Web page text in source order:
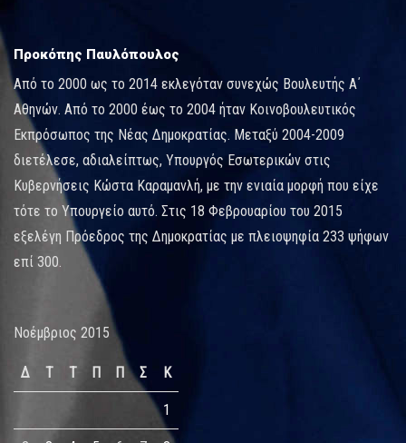
Προκόπης Παυλόπουλος
Από το 2000 ως το 2014 εκλεγόταν συνεχώς Βουλευτής Α΄
Αθηνών. Από το 2000 έως το 2004 ήταν Κοινοβουλευτικός
Εκπρόσωπος της Νέας Δημοκρατίας. Μεταξύ 2004-2009
διετέλεσε, αδιαλείπτως, Υπουργός Εσωτερικών στις
Κυβερνήσεις Κώστα Καραμανλή, με την ενιαία μορφή που είχε
τότε το Υπουργείο αυτό. Στις 18 Φεβρουαρίου του 2015
εξελέγη Πρόεδρος της Δημοκρατίας με πλειοψηφία 233 ψήφων
επί 300.
Νοέμβριος 2015
Δ Τ Τ Π Π Σ Κ
1